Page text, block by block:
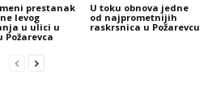
prestanak
levog
u ulici u
Požarevca
U toku obnova jedne
od najprometnijih
raskrsnica u Požarevcu